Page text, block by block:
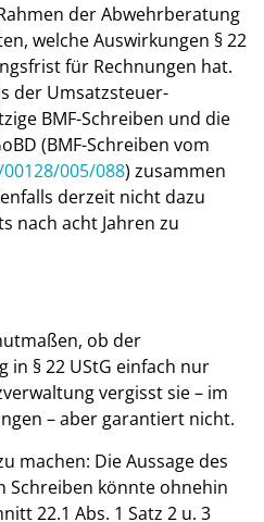
der Abwehrberatung
welche Auswirkungen § 22
für Rechnungen hat.
der Umsatzsteuer-
BMF-Schreiben und die
(BMF-Schreiben vom
00128/005/088) zusammen
derzeit nicht dazu
nach acht Jahren zu
ob der
in § 22 UStG einfach nur
vergisst sie – im
– aber garantiert nicht.
machen: Die Aussage des
Schreiben könnte ohnehin
22.1 Abs. 1 Satz 2 u. 3